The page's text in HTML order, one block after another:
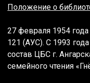
Положение о
27 февраля 1954
121 (АУС). С 1993
состав ЦБС г.
семейного чтения